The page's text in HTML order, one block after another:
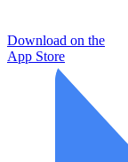
Download on the
App Store